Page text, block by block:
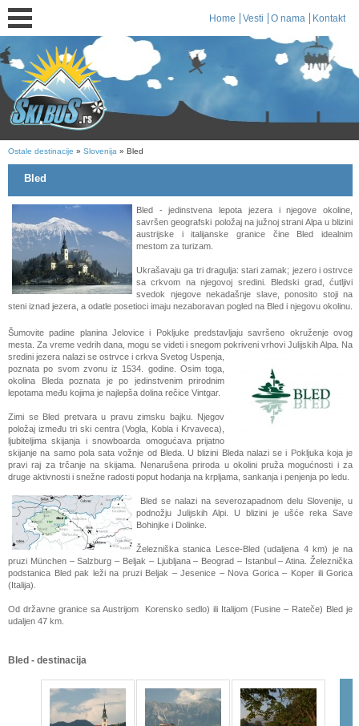
Home Vesti O nama Kontakt
Ostale destinacije » Slovenija » Bled
Bled
Bled - jedinstvena lepota jezera i njegove okoline,
savršen geografski položaj na južnoj strani Alpa u blizini
austrijske i italijanske granice čine Bled idealnim
mestom za turizam.
Ukrašavaju ga tri dragulja: stari zamak; jezero i ostrvce
sa crkvom na njegovoj sredini. Bledski grad, ćutljivi
svedok njegove nekadašnje slave, ponosito stoji na
steni iznad jezera, a odatle posetioci imaju nezaboravan pogled na Bled i njegovu okolinu.
Šumovite padine planina Jelovice i Pokljuke predstavljaju savršeno okruženje ovog
mesta. Za vreme vedrih dana, mogu se videti i snegom pokriveni vrhovi Julijskih Alpa. Na
sredini jezera nalazi se ostrvce i crkvaSvetog Uspenja,
poznata po svom zvonu iz 1534. godine. Osim toga,
okolina Bleda poznata je po jedinstvenim prirodnim
lepotama među kojima je najlepša dolina rečice Vintgar.
Zimi se Bled pretvara u pravu zimsku bajku. Njegov
položaj između tri ski centra (Vogla, Kobla i Krvaveca),
ljubiteljima skijanja i snowboarda omogućava prijatno
skijanje na samo pola sata vožnje od Bleda. U blizini Bleda nalazi se i Pokljuka koja je
pravi raj za trčanje na skijama. Nenarušena priroda u okolini pruža mogućnosti i za
druge aktivnosti i snežne radosti poput hodanja na krpljama, sankanja i penjenja po ledu.
Bled se nalazi na severozapadnom delu Slovenije, u
podnožju Julijskih Alpi. U blizini je ušće reka Save
Bohinjke i Dolinke.
Železniška stanica Lesce-Bled (udaljena 4 km) je na
pruzi München – Salzburg – Beljak – Ljubljana – Beograd – Istanbul – Atina. Železnička
podstanica Bled pak leži na pruzi Beljak – Jesenice – Nova Gorica – Koper ili Gorica
(Italija).
Od državne granice sa Austrijom Korensko sedlo) ili Italijom (Fusine – Rateče) Bled je
udaljen 47 km.
Bled - destinacija